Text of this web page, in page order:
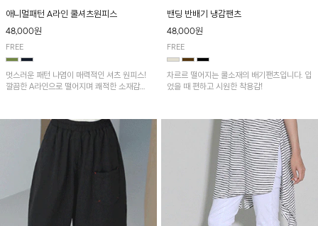
애니멀패턴 A라인 쿨셔츠원피스
48,000원
FREE
멋스러운 패턴 나염이 매력적인 셔츠 원피스!
깔끔한 A라인으로 떨어지며 쾌적한 소재감으
밴딩 반배기 냉감팬츠
48,000원
FREE
차르르 떨어지는 쿨소재의 배기팬츠입니다. 입
었을 때 편하고 시원한 착용감!